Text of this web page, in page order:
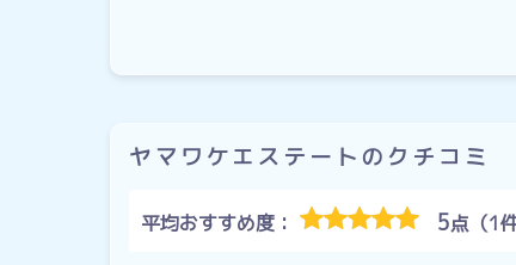
ヤマワケエステートのクチコミ
平均おすすめ度： 5点（1件